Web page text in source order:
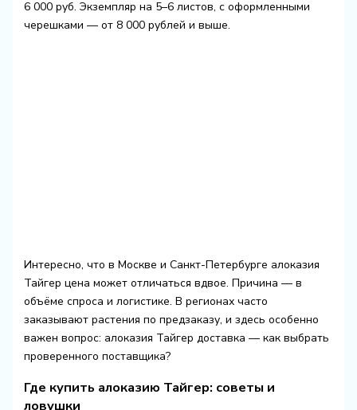
6 000 руб. Экземпляр на 5–6 листов, с оформленными
черешками — от 8 000 рублей и выше.
Интересно, что в Москве и Санкт-Петербурге алоказия
Тайгер цена может отличаться вдвое. Причина — в
объёме спроса и логистике. В регионах часто
заказывают растения по предзаказу, и здесь особенно
важен вопрос: алоказия Тайгер доставка — как выбрать
проверенного поставщика?
Где купить алоказию Тайгер: советы и
ловушки